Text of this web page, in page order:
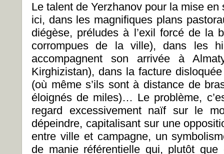
Le talent de Yerzhanov pour la mise
ici, dans les magnifiques plans
diégèse, préludes à l’exil forcé de la
corrompues de la ville), dans les
accompagnent son arrivée à
Kirghizistan), dans la facture
(où même s’ils sont à distance de
éloignés de miles)… Le problème,
regard excessivement naïf sur le
dépeindre, capitalisant sur une
entre ville et campagne, un
de manie référentielle qui, plutôt que